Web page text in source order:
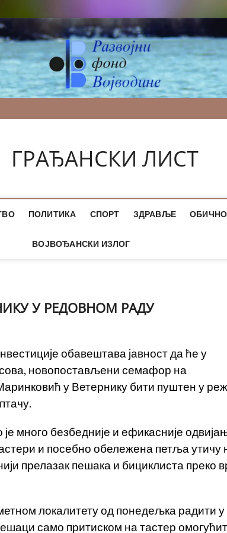
ГРАЂАНСКИ ЛИСТ
ПОЛИТИКА СПОРТ ЗДРАВЉЕ
ВОЈВОЂАНСКИ ИЗЛОГ
У РЕДОВНОМ РАДУ
обавештава јавност да ће у
новопостављени семафор на
у Ветернику бити пуштен у
много безбедније и ефикасније
и посебно обележена петља утичу
прелазак пешака и бициклиста преко
локалитету од понедељка радити у
само притиском на тастер